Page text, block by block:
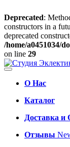
Deprecated:
constructors in a
deprecated
/home/a0451034/
on line 29
О Нас
Каталог
Доставка и
Отзывы